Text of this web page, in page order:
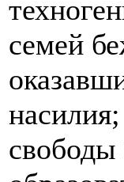
семей
свободы